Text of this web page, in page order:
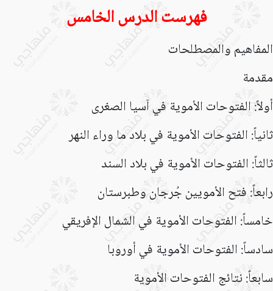
فهرستالدرس الخامس
المفاهيم والمصطلحات
مقدمة
أولاً: الفتوحات الأموية في آسيا الصغرى
ثانياً: الفتوحات الأموية في بلاد ما وراء النهر
ثالثاً: الفتوحات الأموية في بلاد السند
رابعاً: فتح الأمويين جُرجان وطبرستان
خامساً: الفتوحات الأموية في الشمال الإفريقي
سادساً: الفتوحات الأموية في أوروبا
سابعاً: نتائج الفتوحات الأموية